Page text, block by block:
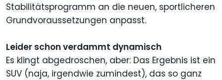
Stabilitätsprogramm an die neuen, sportlicheren
Grundvoraussetzungen anpasst.
Leider schon verdammt dynamisch
Es klingt abgedroschen, aber: Das Ergebnis ist ein
SUV (naja, irgendwie zumindest), das so ganz